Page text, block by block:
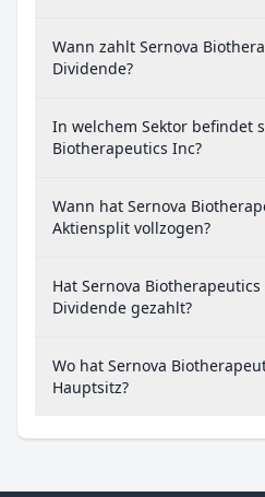
Wann zahlt Sernova
Dividende?
In welchem Sektor befindet
Biotherapeutics Inc?
Wann hat Sernova
Aktiensplit vollzogen?
Hat Sernova
Dividende gezahlt?
Wo hat Sernova
Hauptsitz?